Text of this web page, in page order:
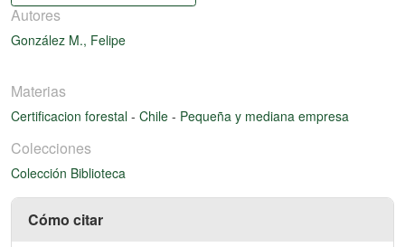
Autores
González M., Felipe
Materias
Certificacion forestal - Chile - Pequeña y mediana empresa
Colecciones
Colección Biblioteca
Cómo citar